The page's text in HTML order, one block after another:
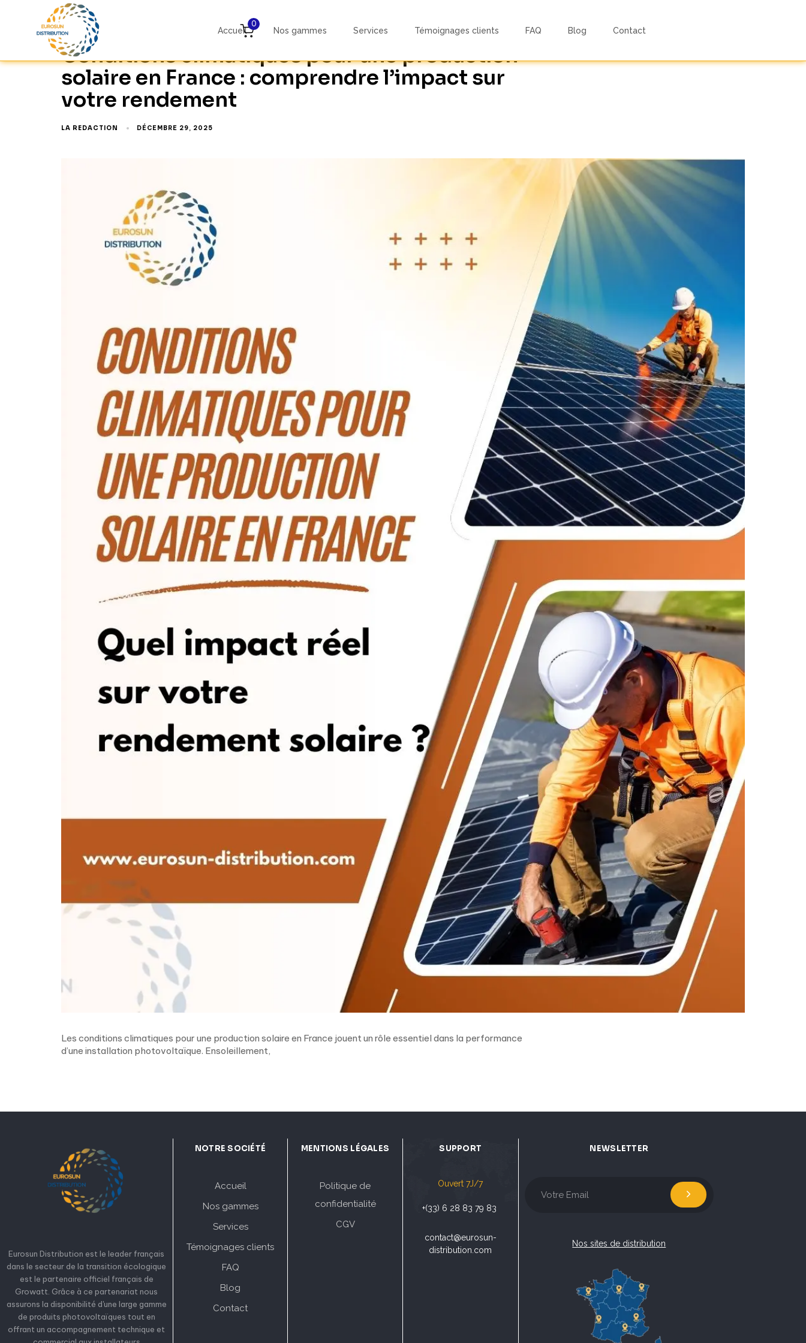
Accueil Nos gammes Services Témoignages clients FAQ Blog Contact
0
Conditions climatiques pour une production
solaire en France : comprendre l’impact sur
votre rendement
LA REDACTION DÉCEMBRE 29, 2025
Les conditions climatiques pour une production solaire en France jouent un rôle essentiel dans la performance
d’une installation photovoltaïque. Ensoleillement,
Eurosun Distribution est le leader français
dans le secteur de la transition écologique
est le partenaire officiel français de
Growatt. Grâce à ce partenariat nous
assurons la disponibilité d'une large gamme
de produits photovoltaïques tout en
offrant un accompagnement technique et
NOTRE SOCIÉTÉ
Accueil
Nos gammes
Services
Témoignages clients
FAQ
Blog
Contact
MENTIONS LÉGALES
Politique de
confidentialité
CGV
SUPPORT
Ouvert 7J/7
+(33) 6 28 83 79 83
contact@eurosun-
distribution.com
NEWSLETTER
Nos sites de distribution